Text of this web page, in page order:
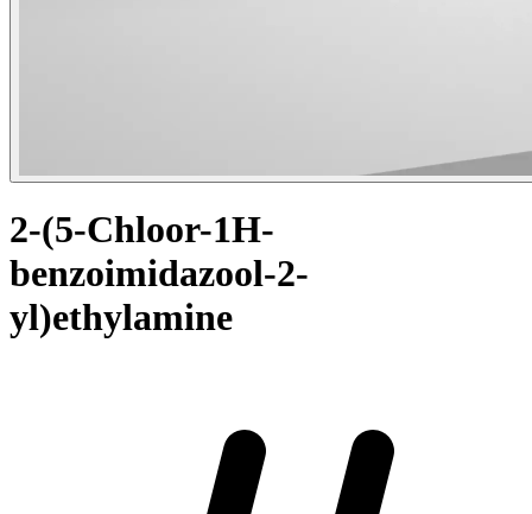
2-(5-Chloor-1H-
benzoimidazool-2-
yl)ethylamine